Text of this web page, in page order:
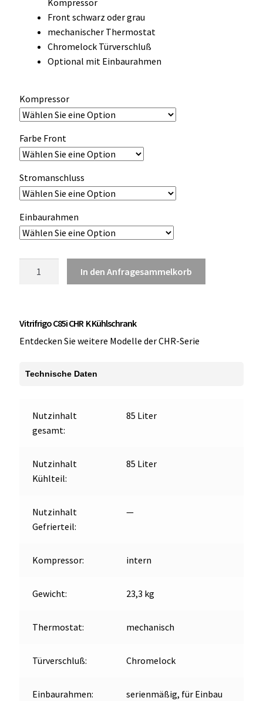
OCX 2 Serie
Geräte Optionen
FAQ´s zur Website
Wissenswertes
Konfigurator
Kontakt
Front schwarz oder grau
mechanischer Thermostat
Chromelock Türverschluß
Optional mit Einbaurahmen
Kompressor
Farbe Front
Stromanschluss
Einbaurahmen
Solo
Kühlschrank
In den Anfragesammelkorb
Vitrifrigo C85i CHR K Kühlschrank
Entdecken Sie weitere Modelle der CHR-Serie
Technische Daten
Nutzinhalt
gesamt:
85 Liter
Nutzinhalt
Kühlteil:
85 Liter
Nutzinhalt
Gefrierteil:
—
Kompressor: intern
Gewicht: 23,3 kg
Thermostat: mechanisch
Türverschluß: Chromelock
Einbaurahmen:
serienmäßig, für Einbau